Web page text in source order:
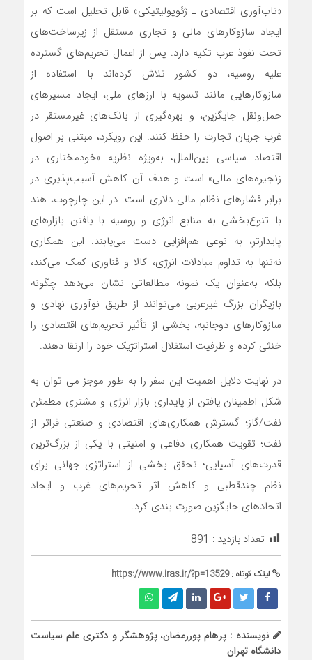
«تاب‌آوری اقتصادی ـ ژئوپولیتیکی» قابل تحلیل است که بر
ایجاد سازوکارهای مالی و تجاری مستقل از زیرساخت‌های
تحت نفوذ غرب تکیه دارد. پس از اعمال تحریم‌های گسترده
علیه روسیه، دو کشور تلاش کرده‌اند با استفاده از
سازوکارهایی مانند تسویه با ارزهای ملی، ایجاد مسیرهای
حمل‌ونقل جایگزین، و بهره‌گیری از بانک‌های غیرمستقر در
غرب جریان تجارت را حفظ کنند. این رویکرد، مبتنی بر اصول
اقتصاد سیاسی بین‌الملل، به‌ویژه نظریه «خودمختاری در
زنجیره‌های مالی» است و هدف آن کاهش آسیب‌پذیری در
برابر فشارهای نظام مالی دلاری است. در این چارچوب، هند
با تنوع‌بخشی به منابع انرژی و روسیه با یافتن بازارهای
پایدارتر، به نوعی هم‌افزایی دست می‌یابند. این همکاری
نه‌تنها به تداوم مبادلات انرژی، کالا و فناوری کمک می‌کند،
بلکه به‌عنوان یک نمونه مطالعاتی نشان می‌دهد چگونه
بازیگران بزرگ غیرغربی می‌توانند از طریق نوآوری نهادی و
سازوکارهای دوجانبه، بخشی از تأثیر تحریم‌های اقتصادی را
خنثی کرده و ظرفیت استقلال استراتژیک خود را ارتقا دهند.
در نهایت دلایل اهمیت این سفر را به طور موجز می توان به
شکل اطمینان یافتن از پایداری بازار انرژی و مشتری مطمئن
نفت/گاز؛ گسترش همکاری‌های اقتصادی و صنعتی فراتر از
نفت؛ تقویت همکاری دفاعی و امنیتی با یکی از بزرگ‌ترین
قدرت‌های آسیایی؛ تحقق بخشی از استراتژی جهانی برای
نظم چندقطبی و کاهش اثر تحریم‌های غرب و ایجاد
اتحادهای جایگزین صورت بندی کرد.
تعداد بازدید : 891
لینک کوتاه :https://www.iras.ir/?p=13529
نویسنده : پرهام پوررمضان، پژوهشگر و دکتری علم سیاست
دانشگاه تهران